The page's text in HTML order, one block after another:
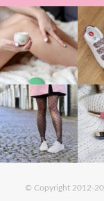
© Copyright 2012-